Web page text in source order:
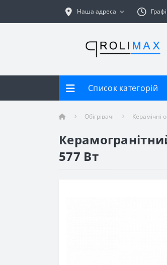
Наша адреса
Список категорій
Обігрівачі Керамічні
577 Вт